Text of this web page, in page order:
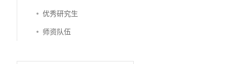
优秀研究生
师资队伍